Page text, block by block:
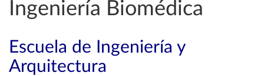
Ingeniería Biomédica
Escuela de Ingeniería y
Arquitectura